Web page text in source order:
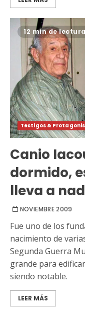
12 min de lectura
Testigos &
Canio
dormido,
lleva a
NOVIEMBRE 2009
Fue uno de los
nacimiento de
Segunda Guerra
grande para
siendo notable.
LEER MÁS